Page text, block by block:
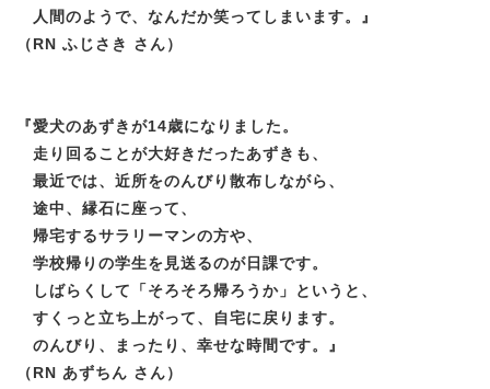
人間のようで、なんだか笑ってしまいます。 』
（RN ふじさき さん）
『愛犬のあずきが14歳になりました。
走り回ることが大好きだったあずきも、
最近では、近所をのんびり散布しながら、
途中、縁石に座って、
帰宅するサラリーマンの方や、
学校帰りの学生を見送るのが日課です。
しばらくして「そろそろ帰ろうか」というと、
すくっと立ち上がって、自宅に戻ります。
のんびり、まったり、幸せな時間です。 』
（RN あずちん さん）